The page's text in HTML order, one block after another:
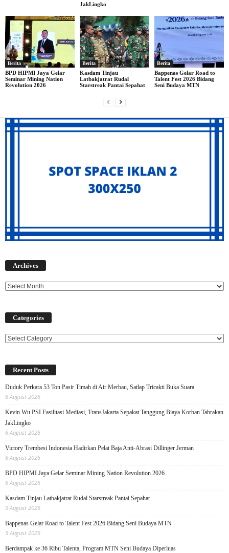
JakLingko
Berita
BPD HIPMI Jaya Gelar
Seminar Mining Nation
Revolution 2026
Berita
Kasdam Tinjau
Latbakjatrat Rudal
Starstreak Pantai Sepahat
Berita
Bappenas Gelar Road to
Talent Fest 2026 Bidang
Seni Budaya MTN
Archives
Categories
Categories
Recent Posts
Duduk Perkara 53 Ton Pasir Timah di Air Merbau, Satlap Tricakti Buka Suara
6 August 2026
Kevin Wu PSI Fasilitasi Mediasi, TransJakarta Sepakat Tanggung Biaya Korban Tabrakan
JakLingko
6 August 2026
Victory Trembesi Indonesia Hadirkan Pelat Baja Anti-Abrasi Dillinger Jerman
6 August 2026
BPD HIPMI Jaya Gelar Seminar Mining Nation Revolution 2026
6 August 2026
Kasdam Tinjau Latbakjatrat Rudal Starstreak Pantai Sepahat
5 August 2026
Bappenas Gelar Road to Talent Fest 2026 Bidang Seni Budaya MTN
5 August 2026
Berdampak ke 36 Ribu Talenta, Program MTN Seni Budaya Diperluas